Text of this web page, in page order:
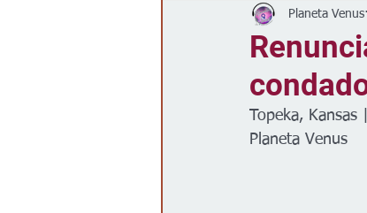
Inmigración Crimen
Clima
Planeta Venus
Topeka,
Planeta Venus